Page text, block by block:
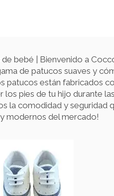
de bebé | Bienvenido a
de patucos suaves y
patucos están fabricados
los pies de tu hijo durante
la comodidad y seguridad
modernos del mercado!